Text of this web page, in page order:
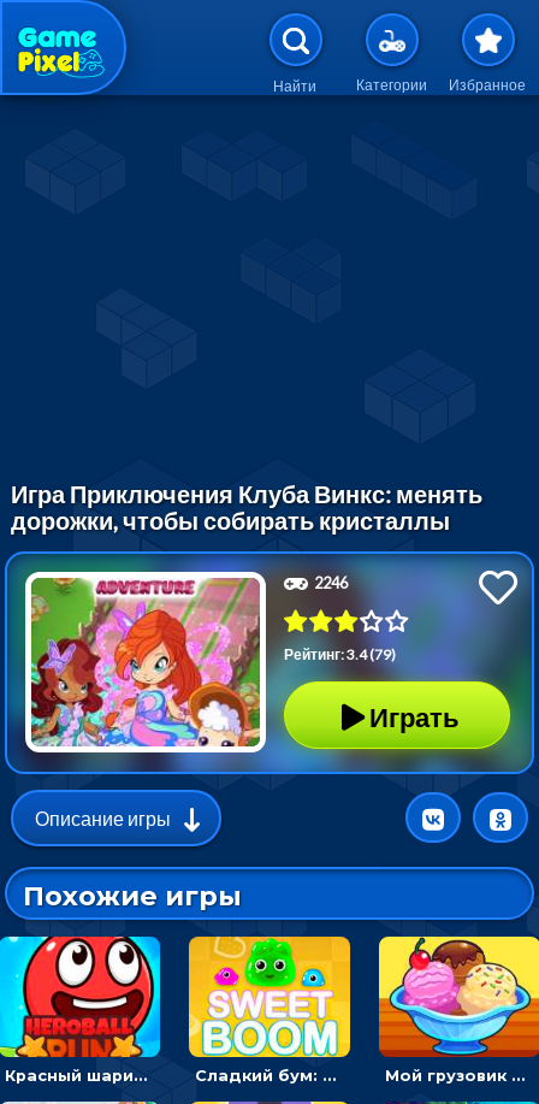
Перейти к основному
Найти Категории Избранное
Игра Приключения Клуба Винкс: менять
дорожки, чтобы собирать кристаллы
2246
Рейтинг: 3.4 (79)
Играть
Описание игры
Похожие игры
Красный шарик-герой в бегах: прыгать, чтобы избегать препятствий Сладкий бум: тапнуть, чтобы взорвать желейки - головоломка Мой грузовик с мороженным: принимать заказы и готовить десерты